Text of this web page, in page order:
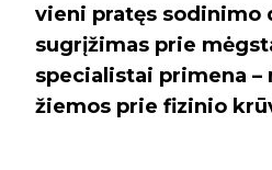
vieni pratęs sodinimo
sugrįžimas prie
specialistai primena
žiemos prie fizinio